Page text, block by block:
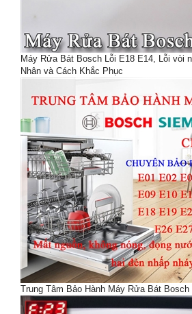
Máy Rửa Bát Bosch Lỗi E18 E14, Lỗi vòi
Nhân và Cách Khắc Phục
Trung Tâm Bảo Hành Máy Rửa Bát Bosch